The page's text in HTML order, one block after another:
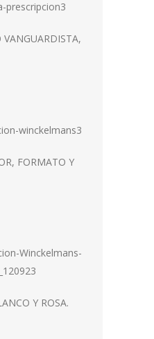
FORMATO Y
Y ROSA.